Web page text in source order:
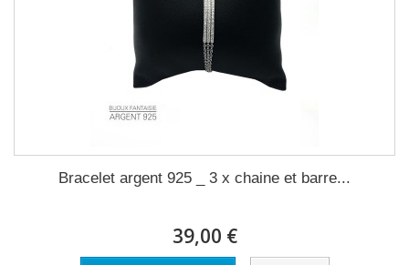
Bracelet argent 925 _ 3 x chaine et barre...
39,00 €